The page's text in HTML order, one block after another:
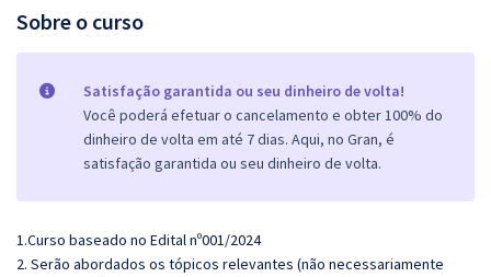
Sobre o curso
Satisfação garantida ou seu dinheiro de volta!
Você poderá efetuar o cancelamento e obter 100% do
dinheiro de volta em até 7 dias. Aqui, no Gran, é
satisfação garantida ou seu dinheiro de volta.
1.Curso baseado no Edital nº001/2024
2. Serão abordados os tópicos relevantes (não necessariamente